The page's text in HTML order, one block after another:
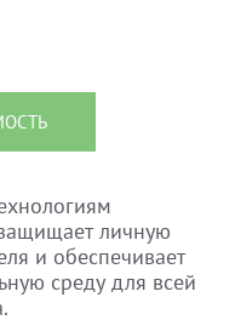
личную
и обеспечивает
среду для всей